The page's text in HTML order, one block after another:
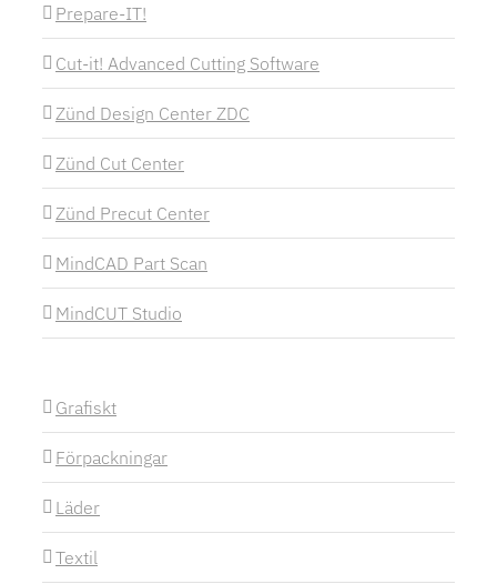
Prepare-IT!
Cut-it! Advanced Cutting Software
Zünd Design Center ZDC
Zünd Cut Center
Zünd Precut Center
MindCAD Part Scan
MindCUT Studio
Grafiskt
Förpackningar
Läder
Textil